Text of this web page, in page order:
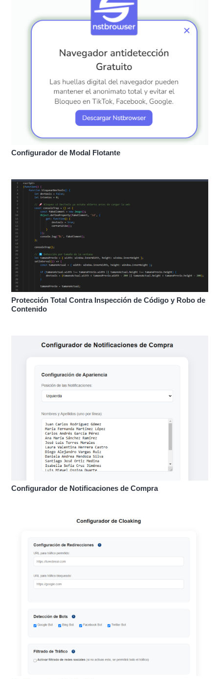
Configurador de Modal Flotante
Protección Total Contra Inspección de Código y Robo de
Contenido
Configurador de Notificaciones de Compra